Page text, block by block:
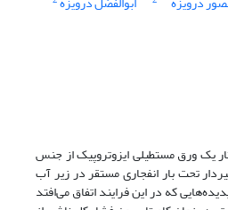
یک ورق مستطیلی ایزوتروپیک از جنس
تحت بار انفجاری مستقر در زیر آب
که در این فرایند اتفاق می‌افتد